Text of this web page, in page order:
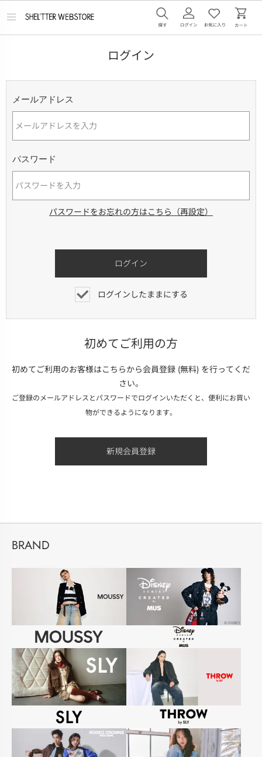
メ
ログイン
メールアドレス
パスワード
パスワードをお忘れの方はこちら（再設定）
ログインしたままにする
初めてご利用の方
初めてご利用のお客様はこちらから会員登録 (無料) を行ってくだ
さい。
ご登録のメールアドレスとパスワードでログインいただくと、便利にお買い
物ができるようになります。
BRAND